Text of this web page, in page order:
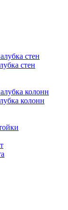
стен
стен
колонн
колонн